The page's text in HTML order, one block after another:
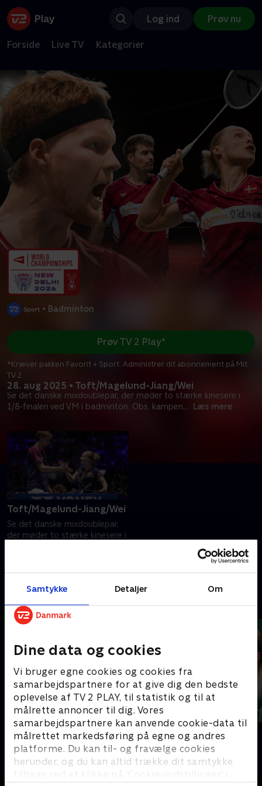
Samtykke Detaljer Om
Dine data og cookies
Vi bruger egne cookies og cookies fra
samarbejdspartnere for at give dig den bedste
oplevelse af TV 2 PLAY, til statistik og til at
målrette annoncer til dig. Vores
samarbejdspartnere kan anvende cookie-data til
målrettet markedsføring på egne og andres
platforme. Du kan til- og fravælge cookies
herunder, og du kan altid trække dit samtykke
tilbage ved at klikke på ’Cookie-indstillinger’ i
Log ind Prøv nu
Forside Live TV Kategorier
• Badminton
28. aug 2025 • Toft/Magelund-Jiang/Wei
Se det danske mixdoublepar, der møder to stærke kinesere i
1/8-finalen ved VM i badminton. Obs. kampen... Læs mere
Prøv TV 2 Play*
*Kræver pakken Favorit + Sport. Administrer dit abonnement på Mit
TV 2.
Toft/Magelund-Jiang/Wei
Se det danske mixdoublepar,
der møder to stærke kinesere i
28. august 2025 • 26 min
Andre så også
På tur med
Badminton
Badminton
Badminton